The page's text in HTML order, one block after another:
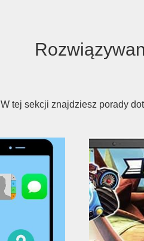
W tej sekcji znajdziesz porady